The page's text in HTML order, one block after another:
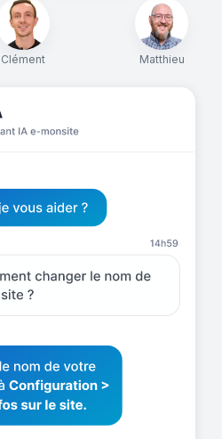
Clément Matthieu